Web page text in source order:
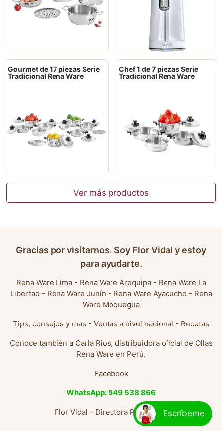
Gourmet de 17 piezas Serie
Tradicional Rena Ware
Chef 1 de 7 piezas Serie
Tradicional Rena Ware
Ver más productos
Gracias por visitarnos. Soy Flor Vidal y estoy
para ayudarte.
Rena Ware Lima- Rena Ware Arequipa- Rena Ware La
Libertad - Rena Ware Junín - Rena Ware Ayacucho - Rena
Ware Moquegua
Tips, consejos y mas - Ventas a nivel nacional - Recetas
Conoce también a Carla Rios, distribuidora oficial de Ollas
Rena Ware en Perú.
Facebook
WhatsApp: 949 538 866
Flor Vidal - Directora Rena WareEscríbeme